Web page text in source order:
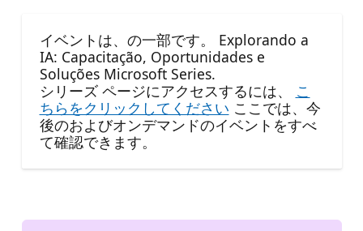
イベントは、の一部です。 Explorando a
IA: Capacitação, Oportunidades e
Soluções Microsoft Series.
シリーズ ページにアクセスするには、
こ
ちらをクリックしてください ここでは、今
後のおよびオンデマンドのイベントをすべ
て確認できます。